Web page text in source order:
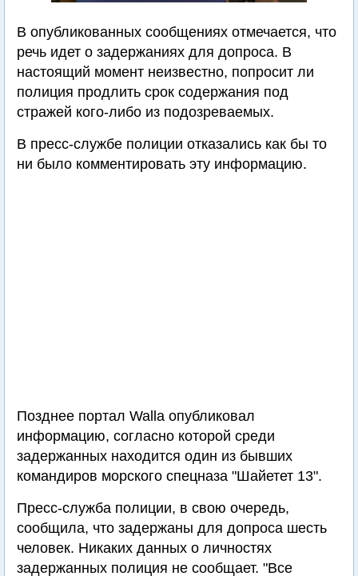
В опубликованных сообщениях отмечается, что
речь идет о задержаниях для допроса. В
настоящий момент неизвестно, попросит ли
полиция продлить срок содержания под
стражей кого-либо из подозреваемых.
В пресс-службе полиции отказались как бы то
ни было комментировать эту информацию.
Позднее портал Walla опубликовал
информацию, согласно которой среди
задержанных находится один из бывших
командиров морского спецназа "Шайетет 13".
Пресс-служба полиции, в свою очередь,
сообщила, что задержаны для допроса шесть
человек. Никаких данных о личностях
задержанных полиция не сообщает. "Все